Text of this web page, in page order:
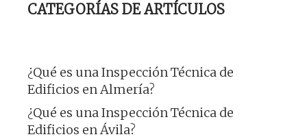
CATEGORÍAS DE ARTÍCULOS
¿Qué es una Inspección Técnica de
Edificios en Almería?
¿Qué es una Inspección Técnica de
Edificios en Ávila?